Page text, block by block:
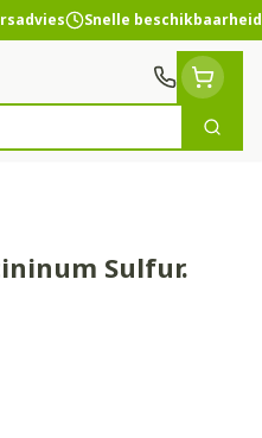
Snelle beschikbaarheid
Zoek
Sulfur.